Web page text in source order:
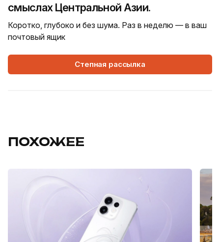
смыслах Центральной Азии.
Коротко, глубоко и без шума. Раз в неделю — в ваш
почтовый ящик
Степная рассылка
ПОХОЖЕЕ